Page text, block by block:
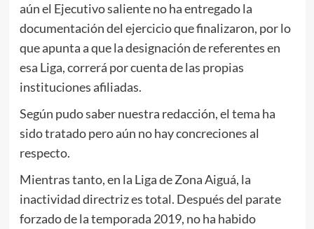
aún el Ejecutivo saliente no ha entregado la
documentación del ejercicio que finalizaron, por lo
que apunta a que la designación de referentes en
esa Liga, correrá por cuenta de las propias
instituciones afiliadas.
Según pudo saber nuestra redacción, el tema ha
sido tratado pero aún no hay concreciones al
respecto.
Mientras tanto, en la Liga de Zona Aiguá, la
inactividad directriz es total. Después del parate
forzado de la temporada 2019, no ha habido